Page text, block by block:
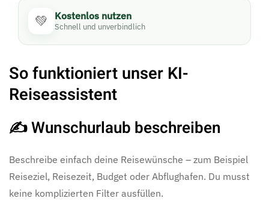
💚 Kostenlos nutzen
Schnell und unverbindlich
So funktioniert unser KI-
Reiseassistent
✍️ Wunschurlaub beschreiben
Beschreibe einfach deine Reisewünsche – zum Beispiel
Reiseziel, Reisezeit, Budget oder Abflughafen. Du musst
keine komplizierten Filter ausfüllen.